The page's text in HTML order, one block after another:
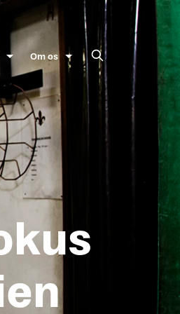
Om os